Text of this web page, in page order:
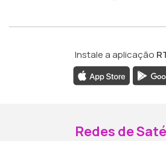
Instale a aplicação
Redes de